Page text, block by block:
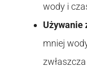
wody i
Używanie
mniej